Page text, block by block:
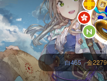
白465 金2279